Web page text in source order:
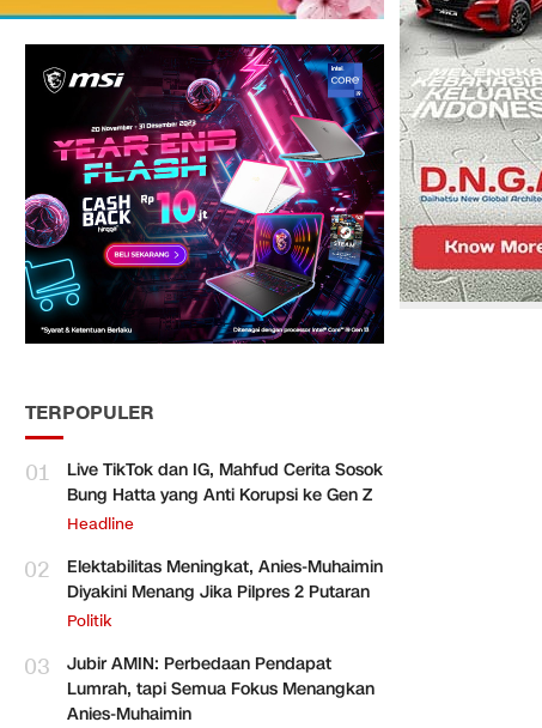
TERPOPULER
01
Live TikTok dan IG, Mahfud Cerita Sosok
Bung Hatta yang Anti Korupsi ke Gen Z
Headline
02
Elektabilitas Meningkat, Anies-Muhaimin
Diyakini Menang Jika Pilpres 2 Putaran
Politik
03
Jubir AMIN: Perbedaan Pendapat
Lumrah, tapi Semua Fokus Menangkan
Anies-Muhaimin